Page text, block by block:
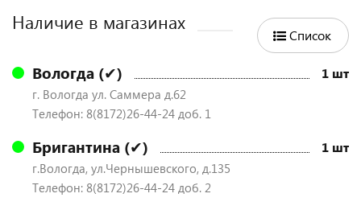
Наличие в магазинах
Список
Вологда (✔) 1 шт
г. Вологда ул. Саммера д.62
Телефон: 8(8172)26-44-24 доб. 1
Бригантина (✔) 1 шт
г.Вологда, ул.Чернышевского, д.135
Телефон: 8(8172)26-44-24 доб. 2